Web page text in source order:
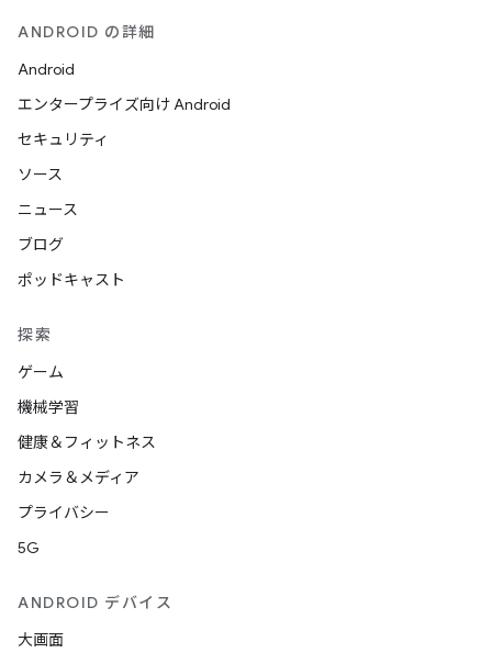
ANDROID の詳細
Android
エンタープライズ向け Android
セキュリティ
ソース
ニュース
ブログ
ポッドキャスト
探索
ゲーム
機械学習
健康＆フィットネス
カメラ＆メディア
プライバシー
5G
ANDROID デバイス
大画面